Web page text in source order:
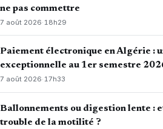
ne pas commettre
7 août 2026· 18h29
Paiement électronique en Algérie :
exceptionnelle au 1er semestre
7 août 2026·17h33
Ballonnements ou digestion lente :
trouble de la motilité ?